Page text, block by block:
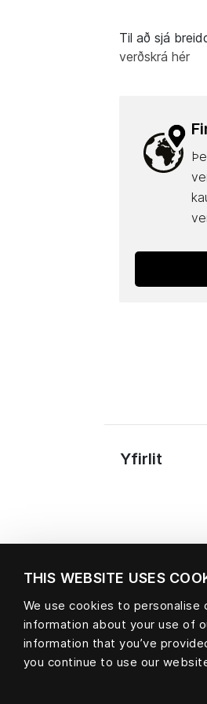
THIS WEBSITE USES
We use cookies to
information about your use of
information that you’ve
you continue to use our
Til að sjá
verðskrá hér
Yfirlit
Efni